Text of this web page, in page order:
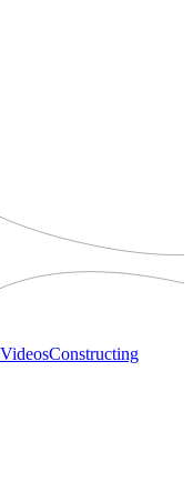
VideosConstructing